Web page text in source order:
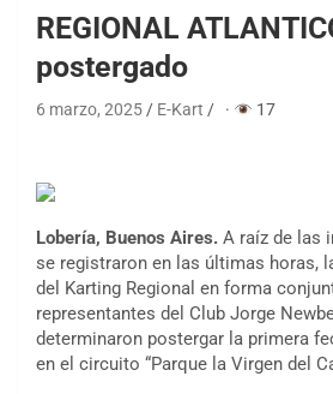
REGIONAL
postergado
6 marzo, 2025 E-Kart · 17
Lobería, Buenos Aires. A raíz de las
se registraron en las últimas horas,
del Karting Regional en forma
representantes del Club Jorge
determinaron postergar la primera
en el circuito “Parque la Virgen del